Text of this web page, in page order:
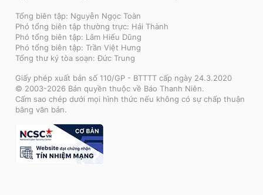
Tổng biên tập: Nguyễn Ngọc Toàn
Phó tổng biên tập thường trực: Hải Thành
Phó tổng biên tập: Lâm Hiếu Dũng
Phó tổng biên tập: Trần Việt Hưng
Tổng thư ký tòa soạn: Đức Trung
Giấy phép xuất bản số 110/GP - BTTTT cấp ngày 24.3.2020
© 2003-2026 Bản quyền thuộc về Báo Thanh Niên.
Cấm sao chép dưới mọi hình thức nếu không có sự chấp thuận
bằng văn bản.